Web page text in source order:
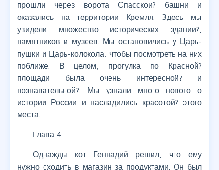
прошли через ворота Спасскои? башни и
оказались на территории Кремля. Здесь мы
увидели множество исторических здании?,
памятников и музеев. Мы остановились у Царь-
пушки и Царь-колокола, чтобы посмотреть на них
поближе. В целом, прогулка по Красной?
площади была очень интересной? и
познавательной?. Мы узнали много нового о
истории России и насладились красотой? этого
места.
Глава 4
Однажды кот Геннадий решил, что ему
нужно сходить в магазин за продуктами. Он был